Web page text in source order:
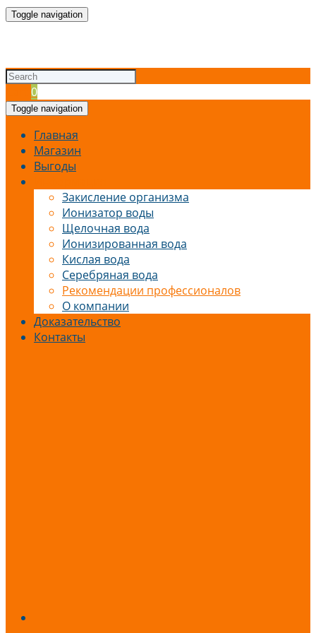
Toggle navigation
0
Toggle navigation
Главная
Магазин
Выгоды
Закисление организма
Ионизатор воды
Щелочная вода
Ионизированная вода
Кислая вода
Серебряная вода
Рекомендации профессионалов
О компании
Доказательство
Контакты